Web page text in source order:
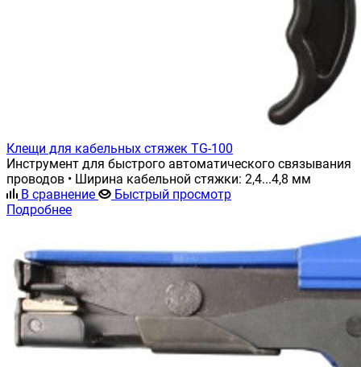
Клещи для кабельных стяжек TG-100
Инструмент для быстрого автоматического связывания
проводов • Ширина кабельной стяжки: 2,4...4,8 мм
В сравнение
Быстрый просмотр
Подробнее